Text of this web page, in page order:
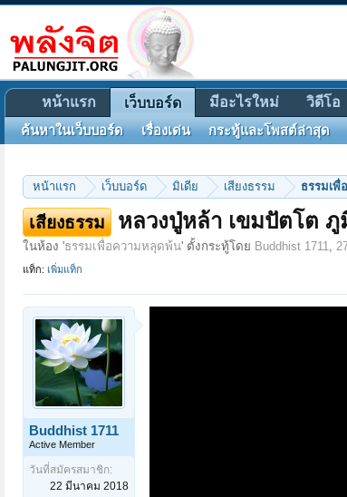
หน้าแรก เว็บบอร์ด มิเดีย เสียงธรรม ธรรมเ
เสียงธรรม หลวงปู่หล้า เขมปัตโต
ในห้อง 'ธรรมเพื่อความหลุดพ้น' ตั้งกระทู้โดย Buddhist 1711,
แท็ก: เพิ่มแท็ก
Buddhist 1711
Active Member
วันที่สมัครสมาชิก:
22 มีนาคม 2018
หน้าแรก เว็บบอร์ด
ค้นหาในเว็บบอร์ด เรื่องเด่น กระทู้และโพสต์ล่าสุด
มีอะไรใหม่ วิดีโอ